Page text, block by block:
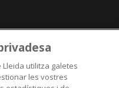
Lleida utilitza galetes
les vostres